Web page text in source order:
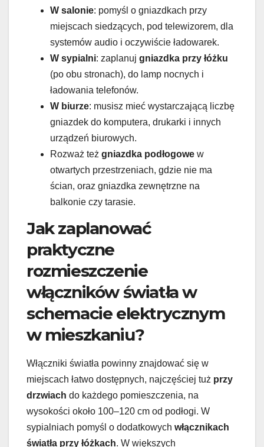
W salonie: pomyśl o gniazdkach przy
miejscach siedzących, pod telewizorem, dla
systemów audio i oczywiście ładowarek.
W sypialni: zaplanuj gniazdka przy łóżku
(po obu stronach), do lamp nocnych i
ładowania telefonów.
W biurze: musisz mieć wystarczającą liczbę
gniazdek do komputera, drukarki i innych
urządzeń biurowych.
Rozważ też gniazdka podłogowe w
otwartych przestrzeniach, gdzie nie ma
ścian, oraz gniazdka zewnętrzne na
balkonie czy tarasie.
Jak zaplanować
praktyczne
rozmieszczenie
włączników światła w
schemacie elektrycznym
w mieszkaniu?
Włączniki światła powinny znajdować się w
miejscach łatwo dostępnych, najczęściej tuż przy
drzwiach do każdego pomieszczenia, na
wysokości około 100–120 cm od podłogi. W
sypialniach pomyśl o dodatkowych włącznikach
światła przy łóżkach. W większych